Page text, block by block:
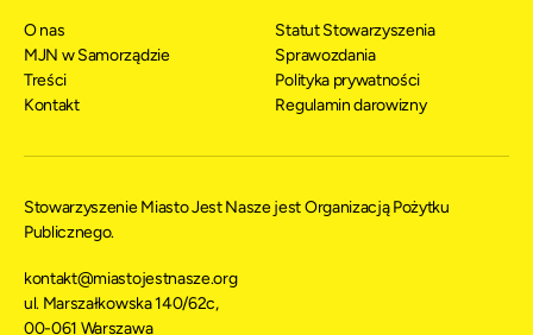
Stowarzyszenie Miasto Jest Nasze jest Organizacją Pożytku
Publicznego.
kontakt@miastojestnasze.org
ul. Marszałkowska 140/62c,
00-061 Warszawa
O nas
MJN w Samorządzie
Treści
Kontakt
Statut Stowarzyszenia
Sprawozdania
Polityka prywatności
Regulamin darowizny